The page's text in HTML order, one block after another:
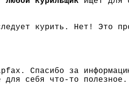
курить. Нет! Это
Спасибо за
себя что-то полезное.